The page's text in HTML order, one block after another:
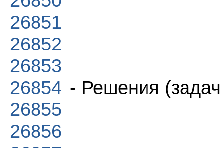
26851
26852
26853
26854 - Решения
26855
26856